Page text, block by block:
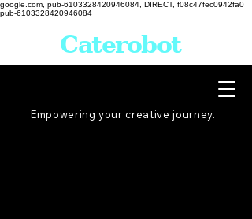
google.com, pub-6103328420946084, DIRECT, f08c47fec0942fa0
pub-6103328420946084
Empowering your creative journey.
Caterobot